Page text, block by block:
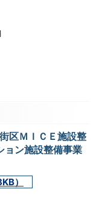
区ＭＩＣＥ施設整
ョン施設整備事業
）